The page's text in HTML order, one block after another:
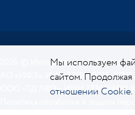
2026 © Императорский
АО «ИФЗ», ИНН 7811000276, КПП
ООО «ТД ЛФЗ», ИНН 7730518581,
Мы используем
сайтом. Продолжая
отношении Cookie.